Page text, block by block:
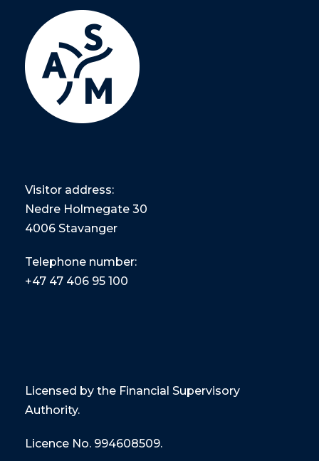
Visitor address:
Nedre Holmegate 30
4006 Stavanger
Telephone number:
+47 47 406 95 100
Licensed by the Financial Supervisory
Authority.
Licence No. 994608509.